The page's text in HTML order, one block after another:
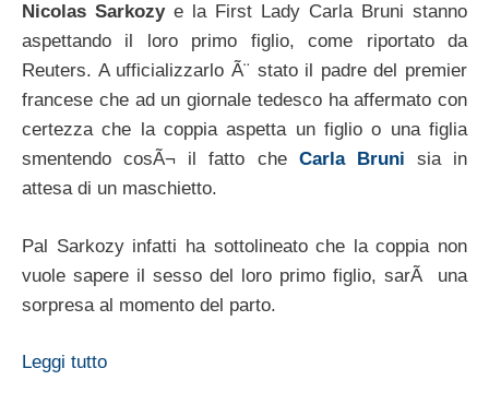
Nicolas Sarkozye la First Lady Carla Bruni stanno
aspettando il loro primo figlio, come riportato da
Reuters. A ufficializzarlo Ã¨ stato il padre del premier
francese che ad un giornale tedesco ha affermato con
certezza che la coppia aspetta un figlio o una figlia
smentendo cosÃ¬ il fatto che Carla Bruni sia in
attesa di un maschietto.
Pal Sarkozy infatti ha sottolineato che la coppia non
vuole sapere il sesso del loro primo figlio, sarÃ una
sorpresa al momento del parto.
Leggi tutto